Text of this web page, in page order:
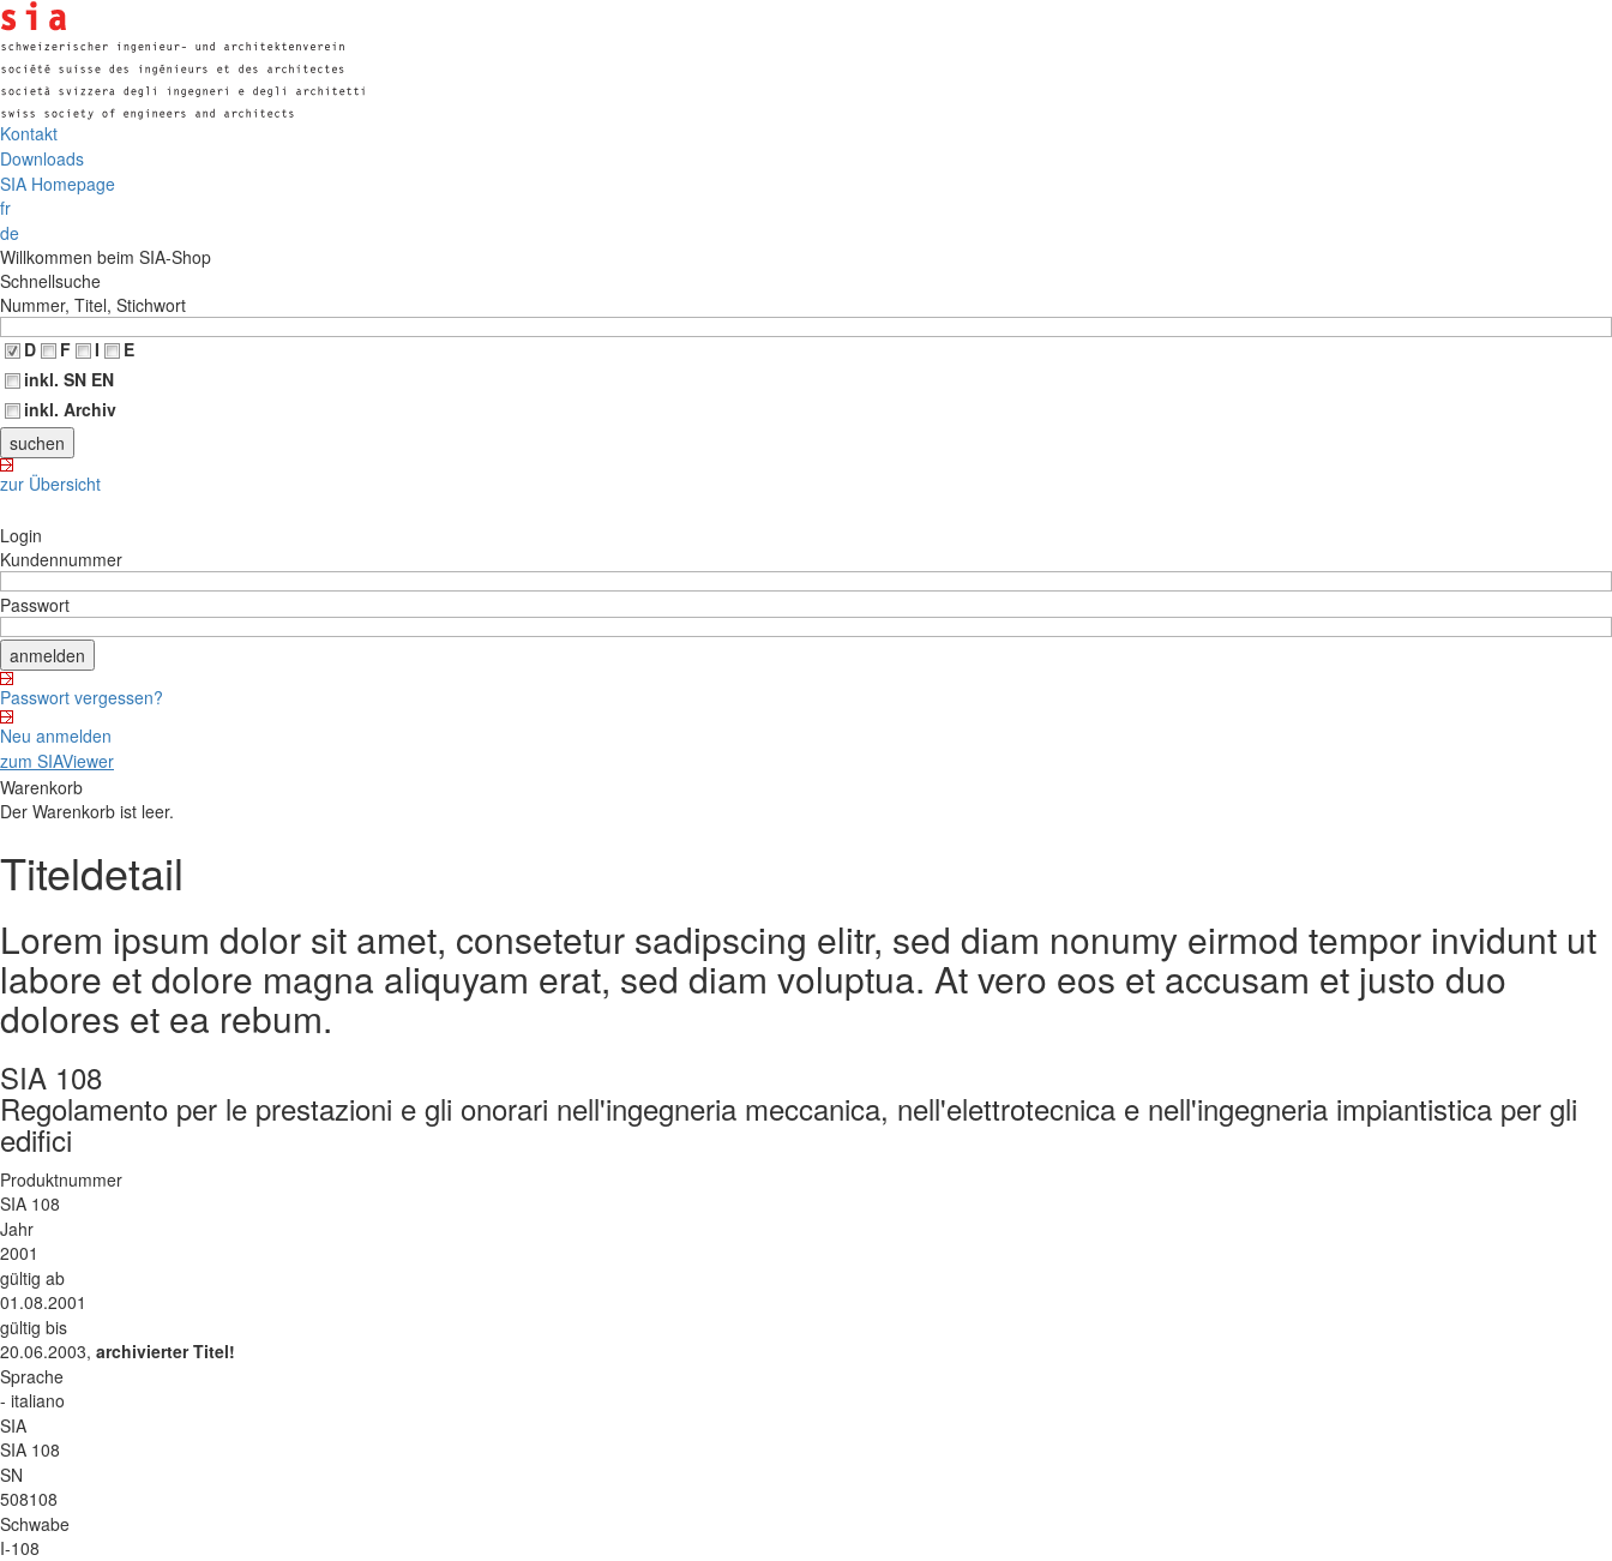
Kontakt
Downloads
SIA Homepage
fr
de
Willkommen beim SIA-Shop
Schnellsuche
Nummer, Titel, Stichwort
D
F I
E
inkl. SN EN
inkl. Archiv
zur Übersicht
Login
Kundennummer
Passwort
Passwort vergessen?
Neu anmelden
zum SIAViewer
Warenkorb
Der Warenkorb ist leer.
Titeldetail
Lorem ipsum dolor sit amet, consetetur sadipscing elitr, sed diam nonumy eirmod tempor invidunt ut
labore et dolore magna aliquyam erat, sed diam voluptua. At vero eos et accusam et justo duo
dolores et ea rebum.
SIA 108
Regolamento per le prestazioni e gli onorari nell'ingegneria meccanica, nell'elettrotecnica e nell'ingegneria impiantistica per gli
edifici
Produktnummer
SIA 108
Jahr
2001
gültig ab
01.08.2001
gültig bis
20.06.2003, archivierter Titel!
Sprache
- italiano
SIA
SIA 108
SN
508108
Schwabe
I-108